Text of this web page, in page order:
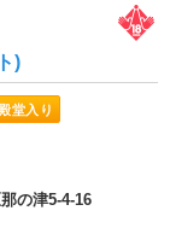
)
堂入り
うち3.5
の津5-4-16